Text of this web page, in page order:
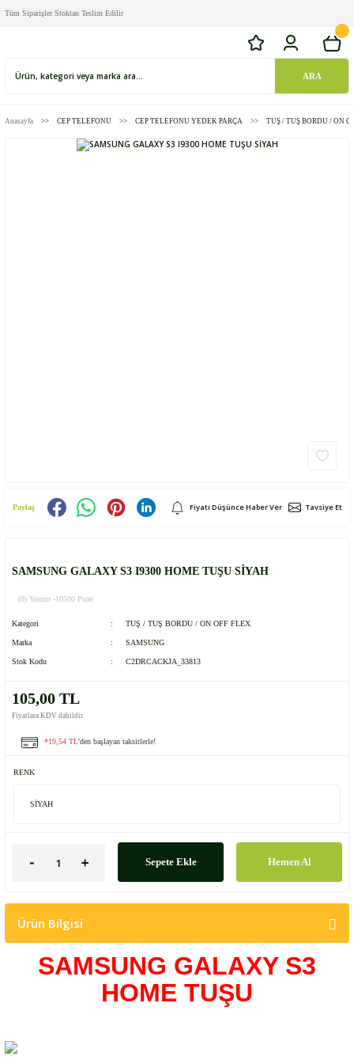
Tüm Siparişler Stoktan Teslim Edilir
ARA
Anasayfa CEP TELEFONU CEP TELEFONU YEDEK PARÇA TUŞ / TUŞ BORDU / ON
Paylaş Fiyatı Düşünce Haber Ver Tavsiye Et
SAMSUNG GALAXY S3 I9300 HOME TUŞU SİYAH
(0) Yorum -10500 Puan
Kategori TUŞ / TUŞ BORDU / ON OFF FLEX
Marka SAMSUNG
Stok Kodu C2DRCACKJA_33813
105,00 TL
Fiyatlara KDV dahildir.
*19,54 TL'den başlayan taksitlerle!
RENK
Sepete Ekle Hemen Al
Ürün Bilgisi
SAMSUNG GALAXY S3
HOME TUŞU